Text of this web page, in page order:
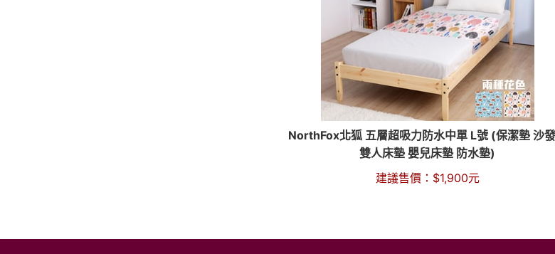
NorthFox北狐 五層超吸力防水中單 L號 (保潔墊 沙
雙人床墊 嬰兒床墊 防水墊)
建議售價： $1,900元